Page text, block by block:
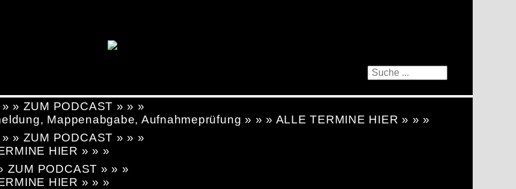
» ZUM PODCAST » » »
Mappenabgabe, Aufnahmeprüfung » » » ALLE TERMINE HIER » » »
» ZUM PODCAST » » »
HIER » » »
ZUM PODCAST » » »
HIER » » »